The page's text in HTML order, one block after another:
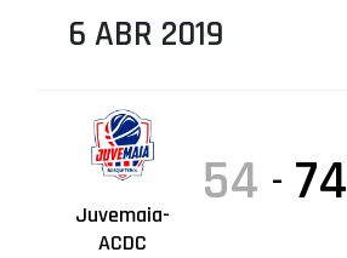
6 ABR 2019
Juvemaia-
ACDC
54 - 74